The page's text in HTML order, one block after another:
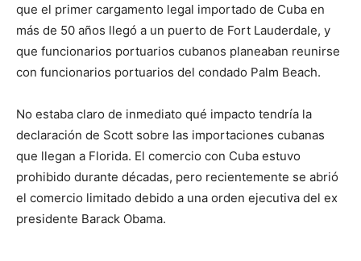
que el primer cargamento legal importado de Cuba en
más de 50 años llegó a un puerto de Fort Lauderdale, y
que funcionarios portuarios cubanos planeaban reunirse
con funcionarios portuarios del condado Palm Beach.
No estaba claro de inmediato qué impacto tendría la
declaración de Scott sobre las importaciones cubanas
que llegan a Florida. El comercio con Cuba estuvo
prohibido durante décadas, pero recientemente se abrió
el comercio limitado debido a una orden ejecutiva del ex
presidente Barack Obama.